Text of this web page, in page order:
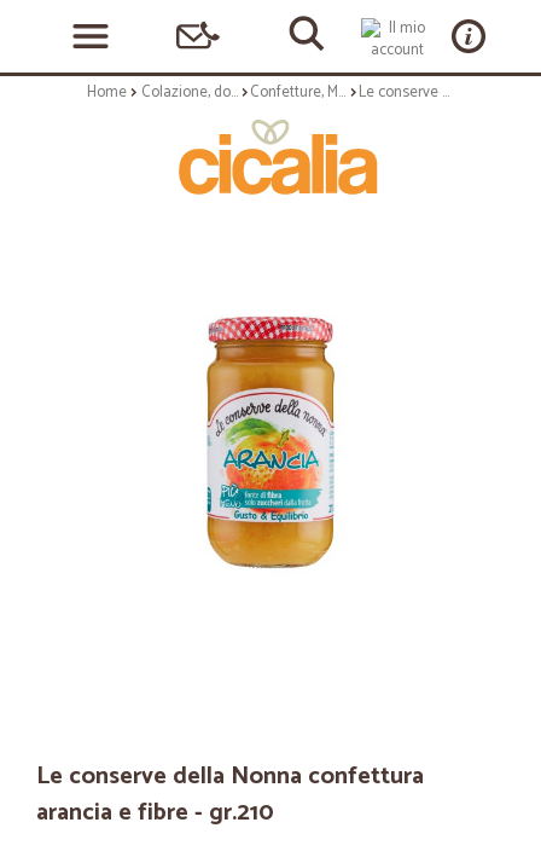
Home Colazione, dolciumi e snack Confetture, Miele e Nutella Le conserve della Nonna confettura arancia e fibre - gr.210
Le conserve della Nonna confettura
arancia e fibre - gr.210